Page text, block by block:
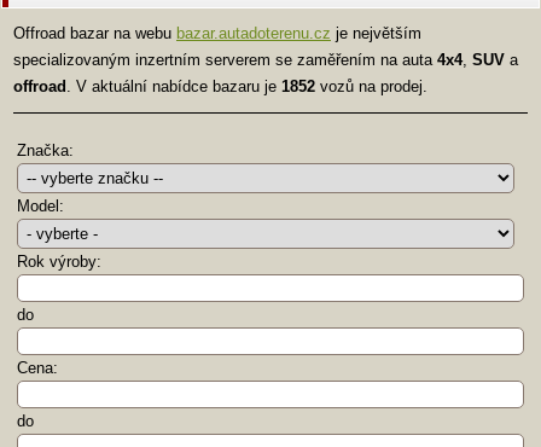
Offroad bazar na webu bazar.autadoterenu.cz je největším
specializovaným inzertním serverem se zaměřením na auta 4x4, SUV a
offroad . V aktuální nabídce bazaru je 1852 vozů na prodej.
Značka:
Model:
Rok výroby:
do
Cena:
do